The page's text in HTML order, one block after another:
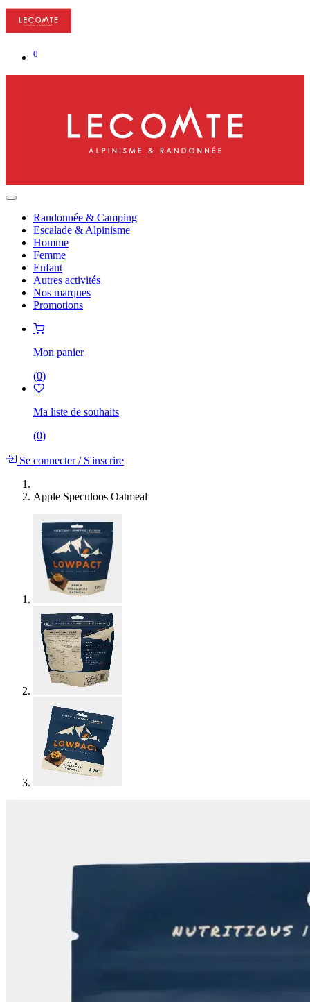
0
Randonnée & Camping
Escalade & Alpinisme
Homme
Femme
Enfant
Autres activités
Nos marques
Promotions
Mon panier
(0)
Ma liste de souhaits
(0)
Se connecter/S'inscrire
Apple Speculoos Oatmeal